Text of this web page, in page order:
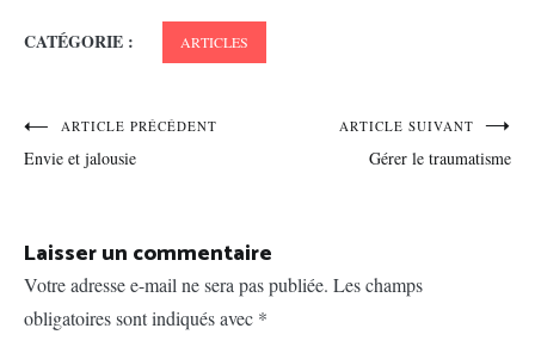
CATÉGORIE : ARTICLES
Navigation
de
ARTICLE PRÉCÉDENT
Envie et jalousie
ARTICLE SUIVANT
Gérer le traumatisme
Laisser un commentaire
Votre adresse e-mail ne sera pas publiée. Les champs
obligatoires sont indiqués avec *